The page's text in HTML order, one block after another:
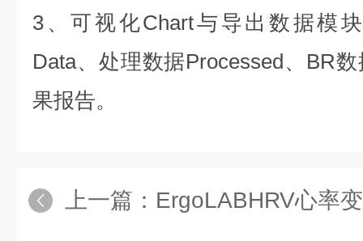
3 、可视化Chart与导出数据模
Data、处理数据Processed、 BR数
果报告。
上一篇： ErgoLABHRV心率